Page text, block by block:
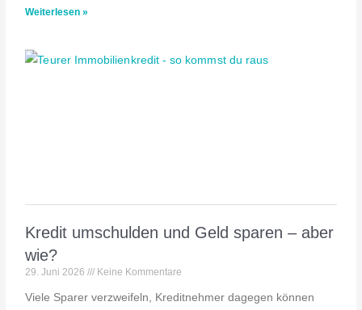
Weiterlesen »
Kredit umschulden und Geld sparen – aber
wie?
29. Juni 2026 Keine Kommentare
Viele Sparer verzweifeln, Kreditnehmer dagegen können